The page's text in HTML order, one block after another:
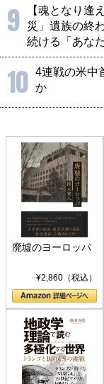
9
【魂となり逢
災」遺族の終
続ける「あな
10 4連戦の米中
か
廃墟のヨーロッパ
¥2,860（税込）